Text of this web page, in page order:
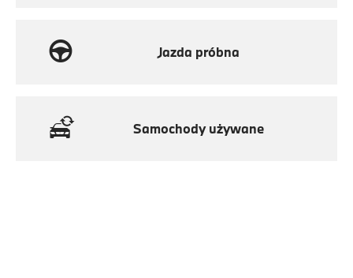
Jazda próbna
Samochody używane